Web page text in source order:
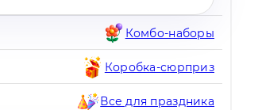
Комбо-наборы
Коробка-сюрприз
Все для праздника